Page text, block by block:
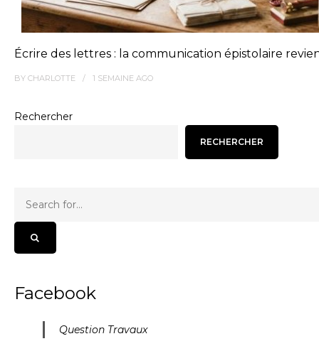
Écrire des lettres : la communication épistolaire
BY CHARLOTTE 1 SEMAINE AGO
Rechercher
RECHERCHER
Facebook
Question Travaux